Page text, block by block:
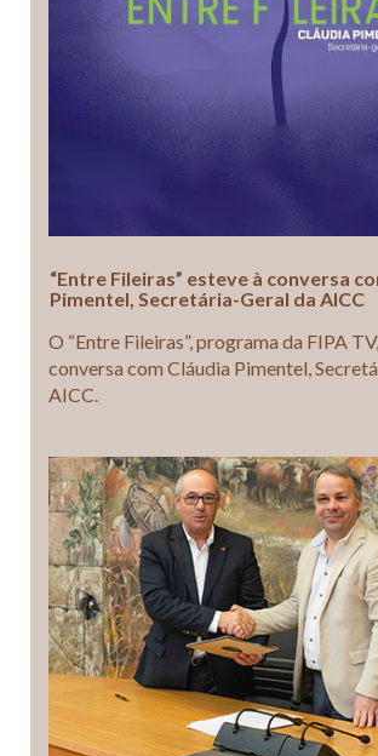
“Entre Fileiras” esteve à conversa
Pimentel, Secretária-Geral da AICC
O “Entre Fileiras”, programa da FIPA
conversa com Cláudia Pimentel,
AICC.